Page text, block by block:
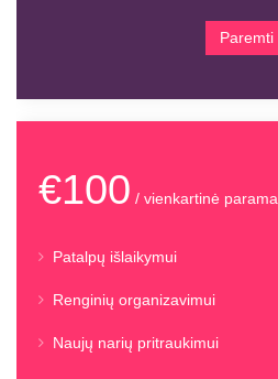
Paremti
€100 / vienkartinė parama
Patalpų išlaikymui
Renginių organizavimui
Naujų narių pritraukimui